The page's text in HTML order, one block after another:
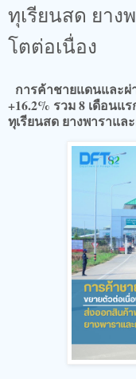
ทุเรียนสด ยา
โตต่อเนื่อง
การค้าชายแดนและผ่
+16.2% รวม 8 เดือนแ
ทุเรียนสด ยางพาราแ